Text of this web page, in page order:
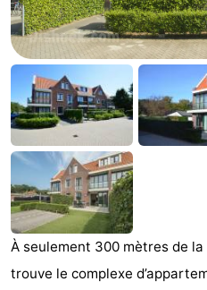
Klein
Dishoek
Martina
-
Noordzee
Résidence
Dishoek
Campings
Chambre
d'hôtes
Chaumières
-
Duinhof
Klein
-
Duinzicht
-
À seulement 300 mètres de
trouve le complexe